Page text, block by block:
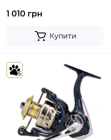
1 010 грн
Купити
5